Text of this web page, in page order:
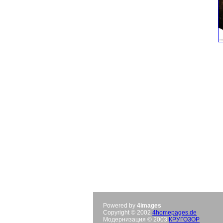
Powered by 4images
Copyright © 2002 4homepages.de
Модернизация © 2003 КРУГОЗОР